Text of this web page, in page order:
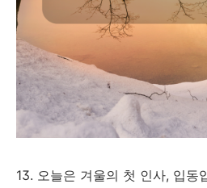
13. 오늘은 겨울의 첫 인사, 입동